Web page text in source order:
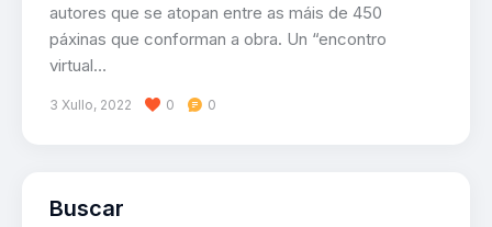
autores que se atopan entre as máis de 450
páxinas que conforman a obra. Un “encontro
virtual…
3 Xullo, 2022 0 0
Buscar